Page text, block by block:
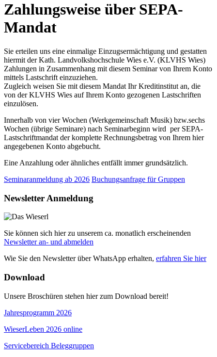
Zahlungsweise über SEPA-
Mandat
Sie erteilen uns eine einmalige Einzugsermächtigung und gestatten
hiermit der Kath. Landvolkshochschule Wies e.V. (KLVHS Wies)
Zahlungen in Zusammenhang mit diesem Seminar von Ihrem Konto
mittels Lastschrift einzuziehen.
Zugleich weisen Sie mit diesem Mandat Ihr Kreditinstitut an, die
von der KLVHS Wies auf Ihrem Konto gezogenen Lastschriften
einzulösen.
Innerhalb von vier Wochen (Werkgemeinschaft Musik) bzw.sechs
Wochen (übrige Seminare) nach Seminarbeginn wird per SEPA-
Lastschriftmandat der komplette Rechnungsbetrag von Ihrem hier
angegebenen Konto abgebucht.
Eine Anzahlung oder ähnliches entfällt immer grundsätzlich.
Seminaranmeldung ab 2026 Buchungsanfrage für Gruppen
Newsletter Anmeldung
Sie können sich hier zu unserem ca. monatlich erscheinenden
Newsletter an- und abmelden
Wie Sie den Newsletter über WhatsApp erhalten, erfahren Sie hier
Download
Unsere Broschüren stehen hier zum Download bereit!
Jahresprogramm 2026
WieserLeben 2026 online
Servicebereich Beleggruppen